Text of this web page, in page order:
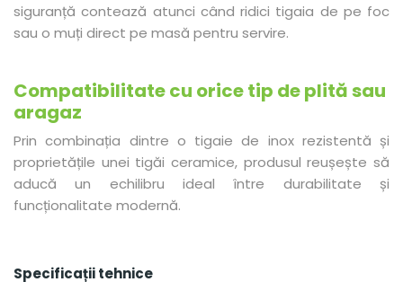
siguranță contează atunci când ridici tigaia de pe foc
sau o muți direct pe masă pentru servire.
Compatibilitate cu orice tip de plită sau
aragaz
Prin combinația dintre o tigaie de inox rezistentă și
proprietățile unei tigăi ceramice, produsul reușește să
aducă un echilibru ideal între durabilitate și
funcționalitate modernă.
Specificații tehnice